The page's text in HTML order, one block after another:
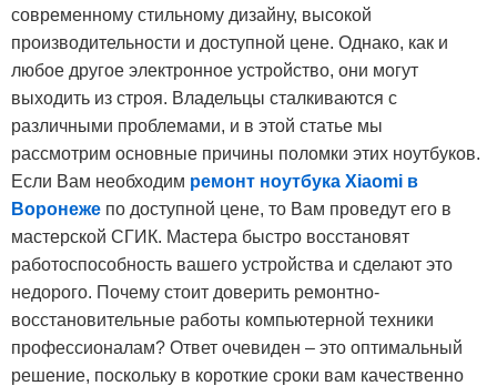
современному стильному дизайну, высокой
производительности и доступной цене. Однако, как и
любое другое электронное устройство, они могут
выходить из строя. Владельцы сталкиваются с
различными проблемами, и в этой статье мы
рассмотрим основные причины поломки этих ноутбуков.
Если Вам необходим ремонт ноутбука Xiaomi в
Воронеже по доступной цене, то Вам проведут его в
мастерской СГИК. Мастера быстро восстановят
работоспособность вашего устройства и сделают это
недорого. Почему стоит доверить ремонтно-
восстановительные работы компьютерной техники
профессионалам? Ответ очевиден – это оптимальный
решение, поскольку в короткие сроки вам качественно